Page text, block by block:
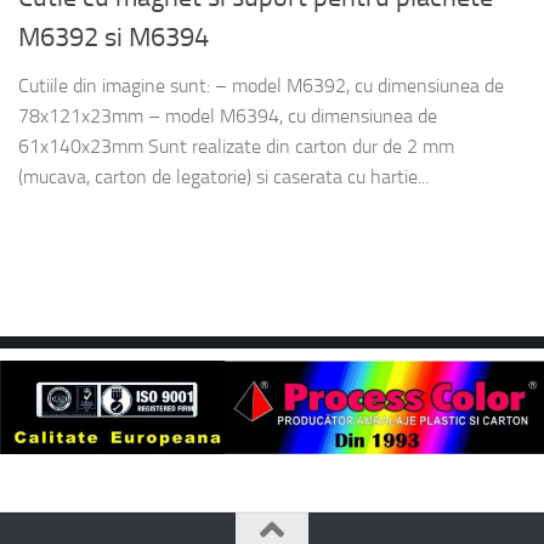
M6392 si M6394
Cutiile din imagine sunt: – model M6392, cu dimensiunea de
78x121x23mm – model M6394, cu dimensiunea de
61x140x23mm Sunt realizate din carton dur de 2 mm
(mucava, carton de legatorie) si caserata cu hartie...